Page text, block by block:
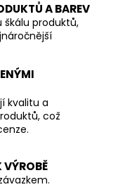
A BAREV
škálu produktů,
kvalitu a
což